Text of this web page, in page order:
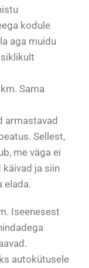
kodule
aga muidu
Sama
armastavad
Sellest,
me väga ei
käivad ja siin
elada.
Iseenesest
autokütusele